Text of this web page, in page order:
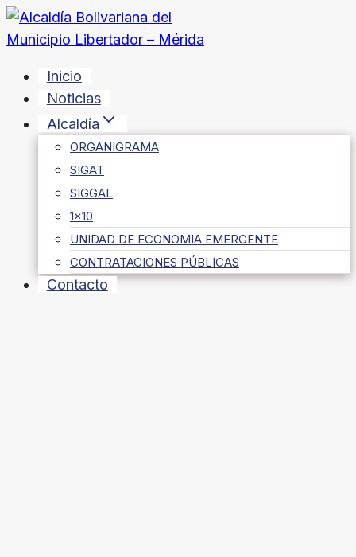
Saltar
al
Inicio
Noticias
Alcaldía
ORGANIGRAMA
SIGAT
SIGGAL
1×10
UNIDAD DE ECONOMIA EMERGENTE
CONTRATACIONES PÚBLICAS
Contacto